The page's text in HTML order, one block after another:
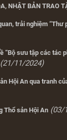
NHẬT BẢN TRAO
trải nghiệm “Thư
“Bộ sưu tập các tác
(21/11/2024)
Hội An qua tranh
Thổ sản Hội An (03/